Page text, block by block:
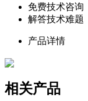
免费技术咨询
解答技术难题
产品详情
相关产品